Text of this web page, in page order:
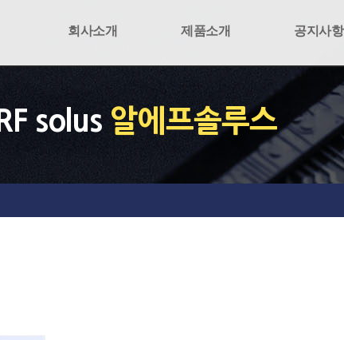
회사소개 제품소개 공지사항
RF solus 알에프솔루스